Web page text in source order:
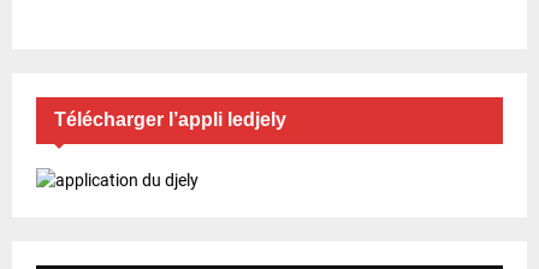
Télécharger l’appli ledjely